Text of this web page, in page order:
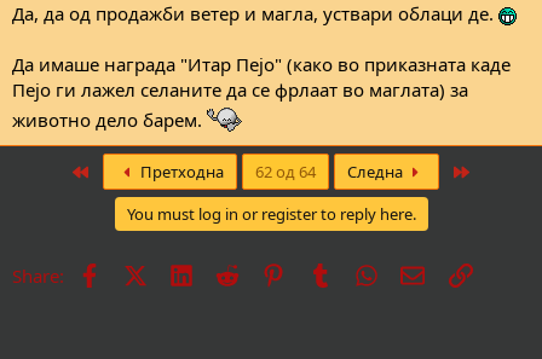
Да, да од продажби ветер и магла, уствари облаци де.
Да имаше награда "Итар Пејо" (како во приказната каде
Пејо ги лажел селаните да се фрлаат во маглата) за
животно дело барем.
Претходна 62 од 64 Следна
You must log in or register to reply here.
Share: Facebook LinkedInReddit PinterestTumblrWhatsApp
Е-поштаВрска